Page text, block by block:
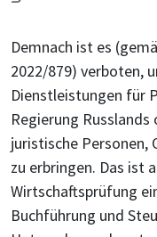
Demnach ist es
2022/879) verboten,
Dienstleistungen für
Regierung
juristische Personen,
zu erbringen. Das ist
Wirtschaftsprüfung
Buchführung und